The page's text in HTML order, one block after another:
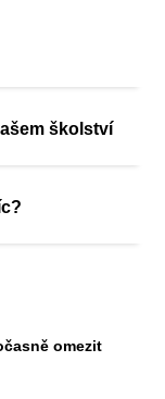
školství
omezit